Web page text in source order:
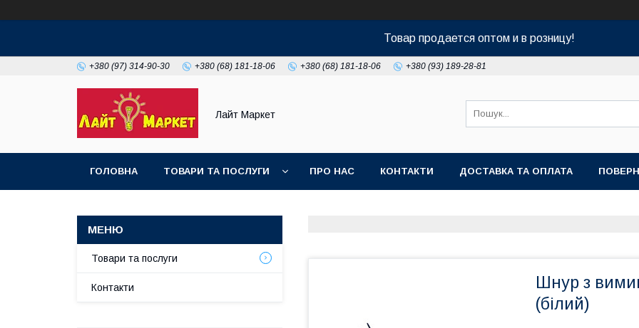
Товар продается оптом и в розницу!
+380 (97) 314-90-30 +380 (68) 181-18-06 +380 (68) 181-18-06 +380 (93) 189-28-81
Лайт Маркет
ГОЛОВНА ТОВАРИ ТА ПОСЛУГИ ПРО НАС КОНТАКТИ ДОСТАВКА ТА ОПЛАТА
Шнур з
(білий)
Товари та послуги
Контакти